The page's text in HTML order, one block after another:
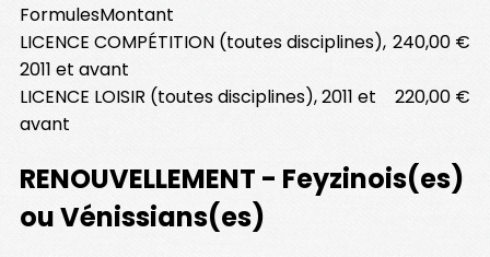
FormulesMontant
LICENCE COMPÉTITION (toutes disciplines),
2011 et avant
240,00 €
LICENCE LOISIR (toutes disciplines), 2011 et
avant
220,00 €
RENOUVELLEMENT - Feyzinois(es)
ou Vénissians(es)